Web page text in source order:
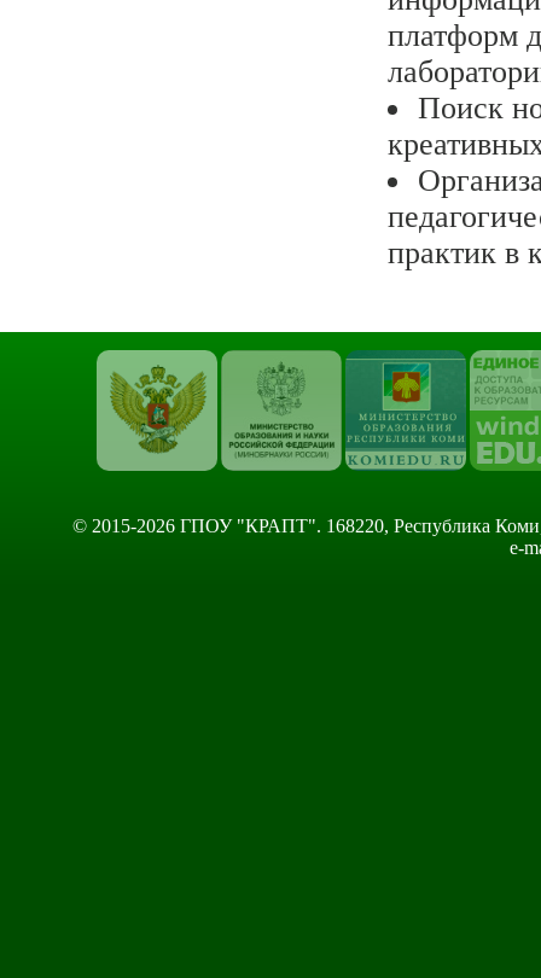
платформ
Поиск
практик в
© 2015-2026 ГПОУ "КРАПТ". 168220, Республика Коми,
e-